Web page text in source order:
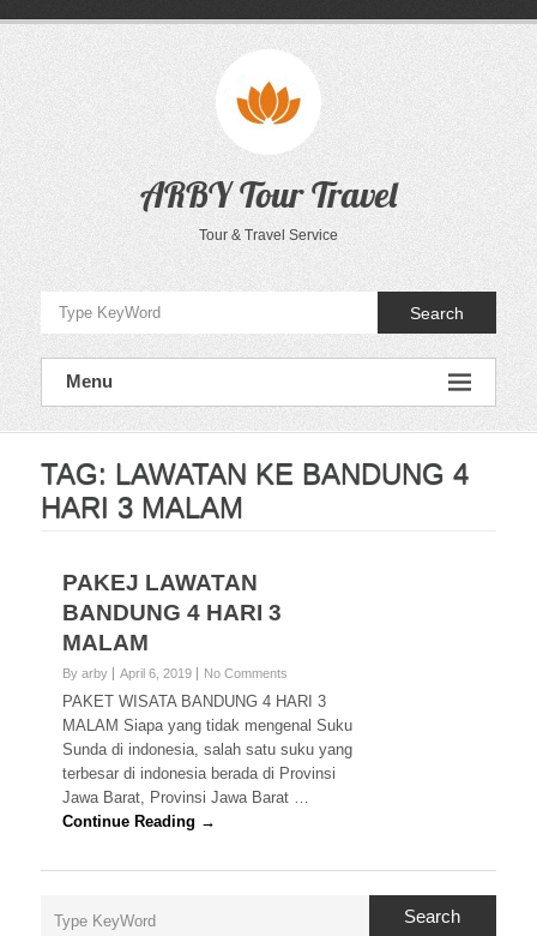
ARBY Tour Travel
Tour & Travel Service
Search
Menu
TAG: LAWATAN KE BANDUNG 4
HARI 3 MALAM
PAKEJ LAWATAN
BANDUNG 4 HARI 3
MALAM
By arby April 6, 2019 No Comments
PAKET WISATA BANDUNG 4 HARI 3
MALAM Siapa yang tidak mengenal Suku
Sunda di indonesia, salah satu suku yang
terbesar di indonesia berada di Provinsi
Jawa Barat, Provinsi Jawa Barat …
Continue Reading →
Search